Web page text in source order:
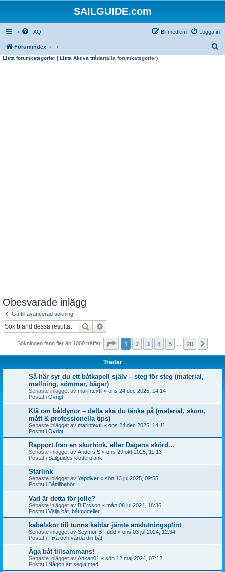
SAILGUIDE.com
> FAQ Logga in
Bli medlem
Forumindex
Lista forumkategorier | Lista Aktiva trådar(alla forumkategorier)
Obesvarade inlägg
Gå till avancerad sökning
Sök
Sökningen fann fler än 1000 träffar Sida av 20
1 2 3 4 5 20
Trådar
Så här syr du ett båtkapell själv – steg för steg (material,
mallning, sömmar, bågar)
Senaste inlägget av marintextil « ons 24 dec 2025, 14:14
Postat i Övrigt
Klä om båtdynor – detta ska du tänka på (material, skum,
mått & professionella tips)
Senaste inlägget av marintextil « ons 24 dec 2025, 14:11
Postat i Övrigt
Rapport från en skurhink, eller Dagens skörd...
Senaste inlägget av Anders S « ons 29 okt 2025, 11:13
Postat i Sailguides klotterplank
Starlink
Senaste inlägget av Yapdiver « sön 13 jul 2025, 09:55
Postat i Båttillbehör
Vad är detta för jolle?
Senaste inlägget av B.Ersson « mån 08 jul 2024, 18:36
Postat i Välja båt, båtmodeller
kabelskor till tunna kablar jämte anslutningsplint
Senaste inlägget av Seymor B Fudd « ons 03 jul 2024, 12:34
Postat i Fixa och vårda din båt
Äga båt tillsammans!
Senaste inlägget av Ankan01 « sön 12 maj 2024, 07:12
Postat i Någon att segla med